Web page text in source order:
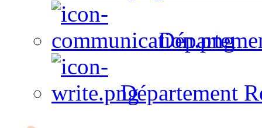
Département